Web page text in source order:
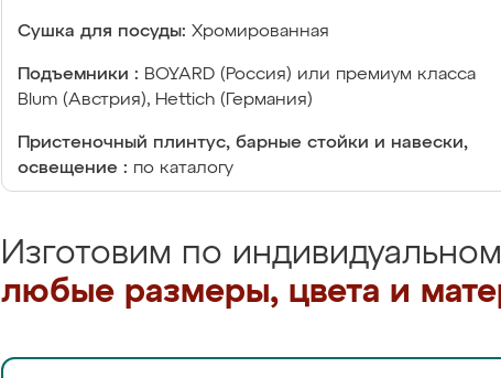
Сушка для посуды: Хромированная
Подъемники : BOYARD (Россия) или премиум класса
Blum (Австрия), Hettich (Германия)
Пристеночный плинтус, барные стойки и навески,
освещение : по каталогу
Изготовим по
любые размеры, цвета и